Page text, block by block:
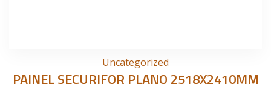
Uncategorized
PAINEL SECURIFOR PLANO 2518X2410MM